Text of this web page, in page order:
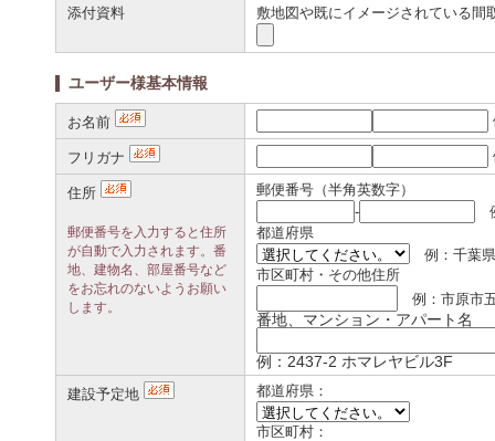
添付資料
敷地図や既にイメージされている間
ユーザー様基本情報
お名前
フリガナ
住所
郵便番号を入力すると住所
が自動で入力されます。番
地、建物名、部屋番号など
をお忘れのないようお願い
します。
郵便番号（半角英数字）
-
都道府県
例：千葉県
市区町村・その他住所
例：市原市
番地、マンション・アパート名
例：2437-2 ホマレヤビル3F
建設予定地 都道府県：
市区町村：